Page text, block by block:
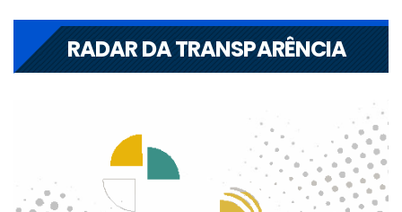
RADAR DA TRANSPARÊNCIA